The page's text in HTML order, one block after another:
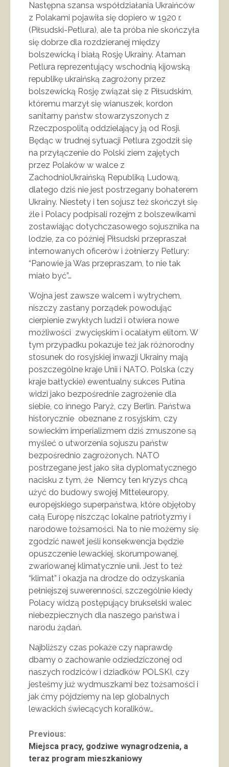
Następna szansa współdziałania Ukraińców
z Polakami pojawiła się dopiero w 1920 r.
(Piłsudski-Petlura), ale ta próba nie skończyła
się dobrze dla rozdzieranej między
bolszewicką i białą Rosję Ukrainy. Ataman
Petlura reprezentujący wschodnią kijowską
republikę ukraińską zagrożony przez
bolszewicką Rosję związał się z Piłsudskim,
któremu marzył się wianuszek, kordon
sanitarny państw stowarzyszonych z
Rzeczpospolitą oddzielający ją od Rosji.
Będąc w trudnej sytuacji Petlura zgodził się
na przyłączenie do Polski ziem zajętych
przez Polaków w walce z
ZachodnioUkraińską Republiką Ludową,
dlatego dziś nie jest postrzegany bohaterem
Ukrainy. Niestety i ten sojusz też skończył się
źle i Polacy podpisali rozejm z bolszewikami
zostawiając dotychczasowego sojusznika na
lodzie, za co później Piłsudski przepraszał
internowanych oficerów i żołnierzy Petlury:
“Panowie ja Was przepraszam, to nie tak
miało być”…
Wojna jest zawsze walcem i wytrychem,
niszczy zastany porządek powodując
cierpienie zwykłych ludzi i otwiera nowe
możliwości zwycięskim i ocalałym elitom. W
tym przypadku pokazuje też jak różnorodny
stosunek do rosyjskiej inwazji Ukrainy mają
poszczególne kraje Unii i NATO. Polska (czy
kraje bałtyckie) ewentualny sukces Putina
widzi jako bezpośrednie zagrożenie dla
siebie, co innego Paryż, czy Berlin. Państwa
historycznie obeznane z rosyjskim, czy
sowieckim imperializmem dziś zmuszone są
myśleć o utworzenia sojuszu państw
bezpośrednio zagrożonych. NATO
postrzegane jest jako siła dyplomatycznego
nacisku z tym, że Niemcy ten kryzys chcą
użyć do budowy swojej Mitteleuropy,
europejskiego superpaństwa, które objęłoby
całą Europę niszcząc lokalne patriotyzmy i
narodowe tożsamości. Na to nie możemy się
zgodzić nawet jeśli konsekwencja będzie
opuszczenie lewackiej, skorumpowanej,
zwariowanej klimatycznie unii. Jest to też
“klimat” i okazja na drodze do odzyskania
pełniejszej suwerenności, szczególnie kiedy
Polacy widzą postępujący brukselski walec
niebezpiecznych dla naszego państwa i
narodu żądań.
Najbliższy czas pokaże czy naprawdę
dbamy o zachowanie odziedziczonej od
naszych rodziców i dziadków POLSKI, czy
jesteśmy już wydmuszkami bez tożsamości i
jak ćmy pójdziemy na lep globalnych
lewackich świecących koralików…
Continue
Reading
Previous:
Miejsca pracy, godziwe wynagrodzenia, a
teraz program mieszkaniowy